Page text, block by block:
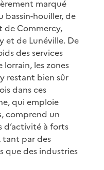
marqué
bassin-houiller, de
de Commercy,
et de Lunéville. De
des services
les zones
restant bien sûr
dans ces
qui emploie
comprend un
d’activité à forts
tant par des
que des industries